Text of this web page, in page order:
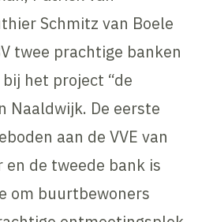
Schmitz van Boele
twee prachtige banken
het project “de
Naaldwijk. De eerste
aan de VVE van
de tweede bank is
om buurtbewoners